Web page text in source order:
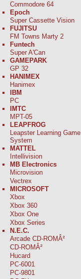
Commodore 64
Epoch
Super Cassette Vision
FUJITSU
FM Towns Marty 2
Funtech
Super A'Can
GAMEPARK
GP 32
HANIMEX
Hanimex
IBM
PC
IMTC
MPT-05
LEAPFROG
Leapster Learning Game
System
MATTEL
Intellivision
MB Electronics
Microvision
Vectrex
MICROSOFT
Xbox
Xbox 360
Xbox One
Xbox Series
N.E.C.
Arcade CD-ROMÂ²
CD-ROMÂ²
Hucard
PC-6001
PC-9801